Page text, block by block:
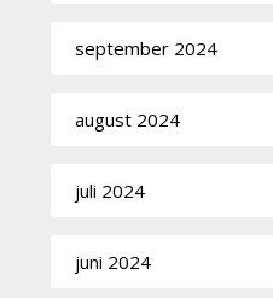
september 2024
august 2024
juli 2024
juni 2024